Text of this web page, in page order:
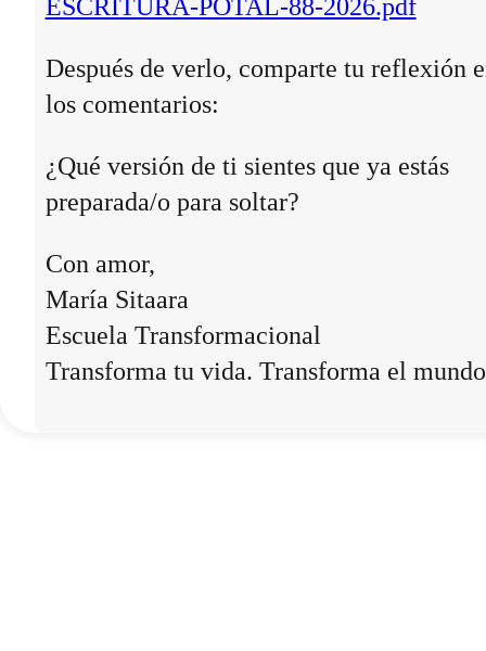
ESCRITURA-POTAL-88-2026.pdf
Después de verlo, comparte tu reflexión
los comentarios:
¿Qué versión de ti sientes que ya estás
preparada/o para soltar?
Con amor,
María Sitaara
Escuela Transformacional
Transforma tu vida. Transforma el